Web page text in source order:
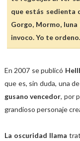
que estás sedienta
Gorgo, Mormo,
invoco. Yo te ordeno.
En 2007 se publicó
que es, sin duda, una
gusano vencedor, por
grandioso personaje
La oscuridad llama